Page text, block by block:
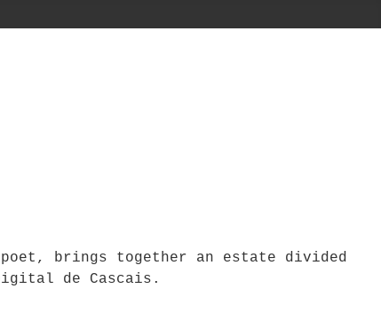
poet, brings together an estate divided
de Cascais.